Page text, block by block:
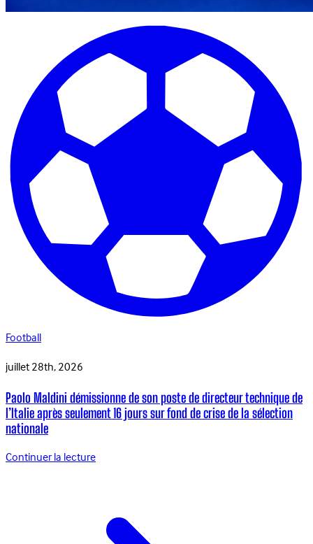
Football
juillet 28th, 2026
Paolo Maldini démissionne de son poste de directeur technique de
l’Italie après seulement 16 jours sur fond de crise de la sélection
nationale
Continuer la lecture